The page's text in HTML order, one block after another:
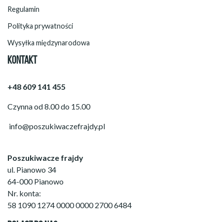
Regulamin
Polityka prywatności
Wysyłka międzynarodowa
KONTAKT
+48 609 141 455
Czynna od 8.00 do 15.00
info@poszukiwaczefrajdy.pl
Poszukiwacze frajdy
ul. Pianowo 34
64-000 Pianowo
Nr. konta:
58 1090 1274 0000 0000 2700 6484